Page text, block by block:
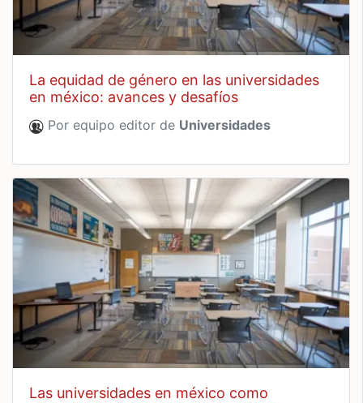
la equidad de género en las universidades
en méxico: avances y desafíos
Por equipo editor de Universidades
las universidades en méxico como